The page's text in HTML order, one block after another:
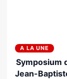
A LA UNE
Symposium
Jean-